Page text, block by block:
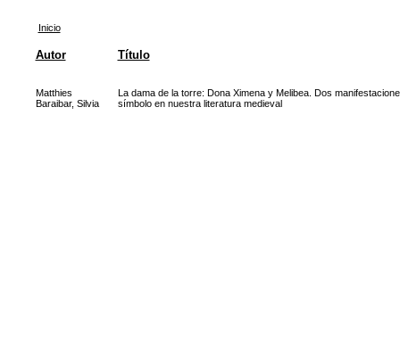
Inicio
Autor Título
Matthies
Baraibar, Silvia
La dama de la torre: Dona Ximena y Melibea. Dos
símbolo en nuestra literatura medieval